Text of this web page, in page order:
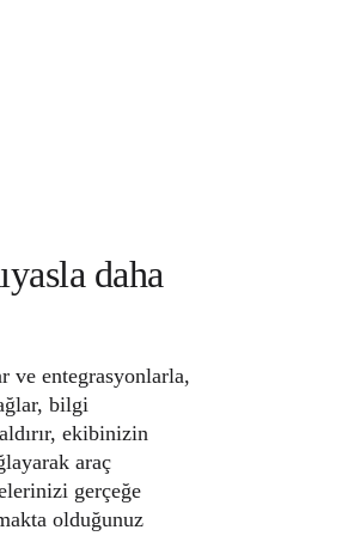
daha
ve entegrasyonlarla,
bilgi
ekibinizin
araç
gerçeğe
olduğunuz